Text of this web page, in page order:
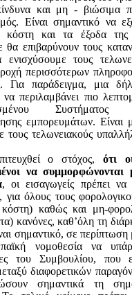
και μη - βιώσιμα
Είναι σημαντικό να
κόστη και τα έξοδα
θα επιβαρύνουν τους
ενισχύσουμε τους
περισσότερων
Για παράδειγμα, μια
περιλαμβάνει πιο
Συστήματος
εμπορευμάτων. Είναι
τους τελωνειακούς
ο στόχος, ότι
να
, οι εισαγωγείς πρέπει
για όλους τους
καθώς και μη-
κανόνες, καθ’όλη τη
σημαντικό, σε
νομοθεσία να
του Συμβουλίου, που
διαφορετικών
σημαντικά τη